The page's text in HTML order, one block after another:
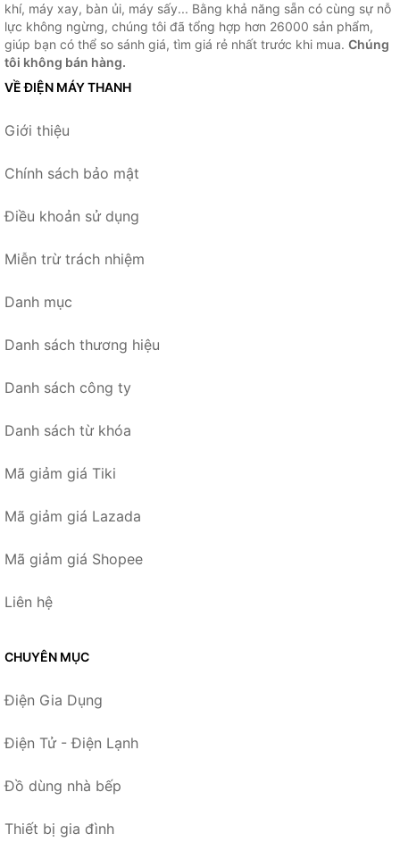
khí, máy xay, bàn ủi, máy sấy... Bằng khả năng sẵn có cùng sự nỗ
lực không ngừng, chúng tôi đã tổng hợp hơn 26000 sản phẩm,
giúp bạn có thể so sánh giá, tìm giá rẻ nhất trước khi mua. Chúng
tôi không bán hàng.
VỀ ĐIỆN MÁY THANH
Giới thiệu
Chính sách bảo mật
Điều khoản sử dụng
Miễn trừ trách nhiệm
Danh mục
Danh sách thương hiệu
Danh sách công ty
Danh sách từ khóa
Mã giảm giá Tiki
Mã giảm giá Lazada
Mã giảm giá Shopee
Liên hệ
CHUYÊN MỤC
Điện Gia Dụng
Điện Tử - Điện Lạnh
Đồ dùng nhà bếp
Thiết bị gia đình